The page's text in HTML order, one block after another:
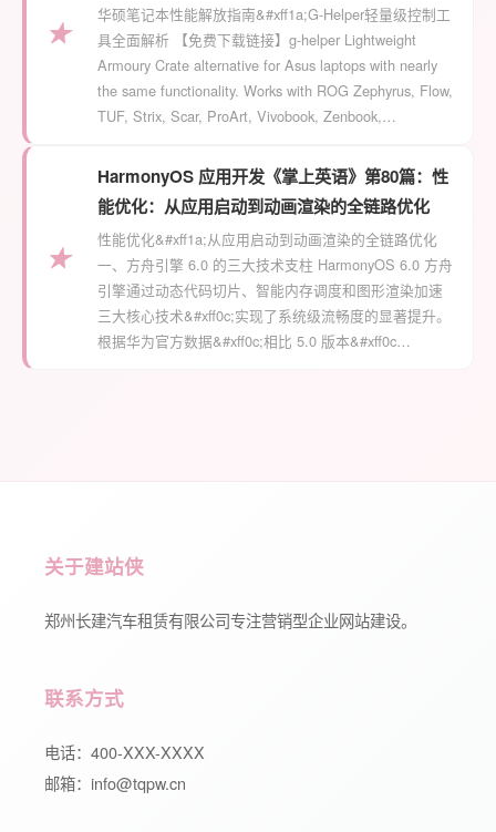
★
华硕笔记本性能解放指南&#xff1a;G-Helper轻量级控制工
具全面解析 【免费下载链接】g-helper Lightweight
Armoury Crate alternative for Asus laptops with nearly
the same functionality. Works with ROG Zephyrus, Flow,
TUF, Strix, Scar, ProArt, Vivobook, Zenbook,…
★
HarmonyOS 应用开发《掌上英语》第80篇：性
能优化：从应用启动到动画渲染的全链路优化
性能优化&#xff1a;从应用启动到动画渲染的全链路优化
一、方舟引擎 6.0 的三大技术支柱 HarmonyOS 6.0 方舟
引擎通过动态代码切片、智能内存调度和图形渲染加速
三大核心技术&#xff0c;实现了系统级流畅度的显著提升。
根据华为官方数据&#xff0c;相比 5.0 版本&#xff0c…
关于建站侠
郑州长建汽车租赁有限公司专注营销型企业网站建设。
联系方式
电话：400-XXX-XXXX
邮箱：info@tqpw.cn